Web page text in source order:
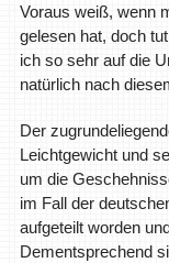
Voraus weiß, wenn
gelesen hat, doch
ich so sehr auf die
natürlich nach
Der
Leichtgewicht und
um die
im Fall der
aufgeteilt worden
Dementsprechend